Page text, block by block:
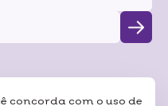
concorda com o uso de